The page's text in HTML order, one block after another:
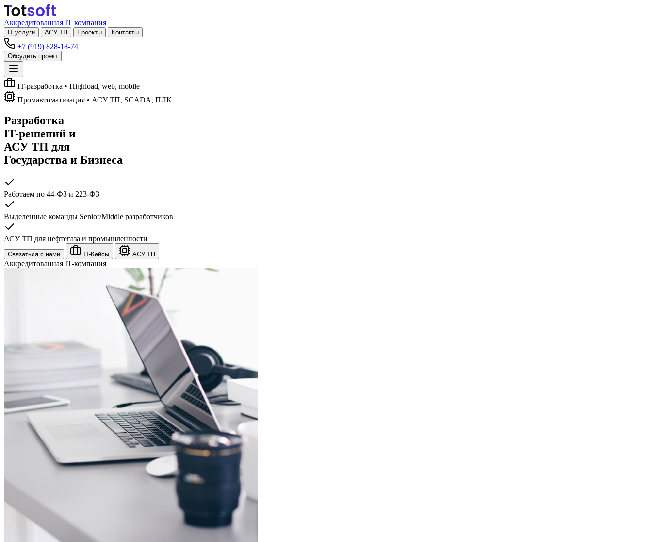
Аккредитованная IT компания
IT-услуги АСУ ТП Проекты Контакты
+7 (919) 828-18-74
Обсудить проект
IT-разработка • Highload, web, mobile
Промавтоматизация • АСУ ТП, SCADA, ПЛК
Разработка
IT-решений и
АСУ ТП для
Государства и Бизнеса
Работаем по 44-ФЗ и 223-ФЗ
Выделенные команды Senior/Middle разработчиков
АСУ ТП для нефтегаза и промышленности
Связаться с нами IT-Кейсы АСУ ТП
Аккредитованная IT-компания